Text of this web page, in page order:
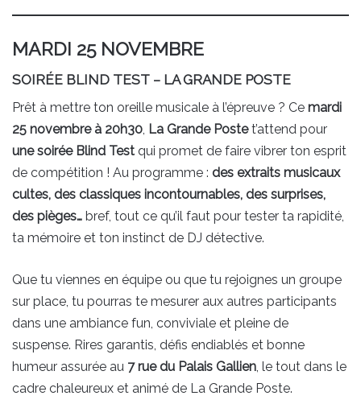
MARDI 25 NOVEMBRE
SOIRÉE BLIND TEST – LA GRANDE POSTE
Prêt à mettre ton oreille musicale à l’épreuve ? Ce mardi
25 novembre à 20h30 La Grande Postet’attend pour
une soirée Blind Test qui promet de faire vibrer ton esprit
de compétition ! Au programme : des extraits musicaux
cultes, des classiques incontournables, des surprises,
des pièges… bref, tout ce qu’il faut pour tester ta rapidité,
ta mémoire et ton instinct de DJ détective.
Que tu viennes en équipe ou que tu rejoignes un groupe
sur place, tu pourras te mesurer aux autres participants
dans une ambiance fun, conviviale et pleine de
suspense. Rires garantis, défis endiablés et bonne
humeur assurée au 7 rue du Palais Gallien , le tout dans le
cadre chaleureux et animé de La Grande Poste.